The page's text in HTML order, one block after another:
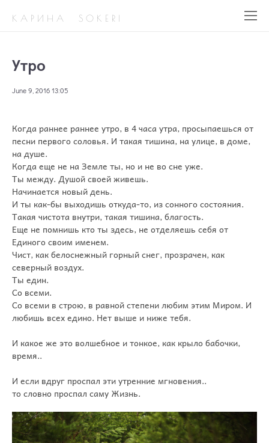
К А Р И Н А S O K E R I
Утро
June 9, 2016 13:05
Когда раннее раннее утро, в 4 часа утра, просыпаешься от
песни первого соловья. И такая тишина, на улице, в доме,
на душе.
Когда еще не на Земле ты, но и не во сне уже.
Ты между. Душой своей живешь.
Начинается новый день.
И ты как-бы выходишь откуда-то, из сонного состояния.
Такая чистота внутри, такая тишина, благость.
Еще не помнишь кто ты здесь, не отделяешь себя от
Единого своим именем.
Чист, как белоснежный горный снег, прозрачен, как
северный воздух.
Ты един.
Со всеми.
Со всеми в строю, в равной степени любим этим Миром. И
любишь всех едино. Нет выше и ниже тебя.
И какое же это волшебное и тонкое, как крыло бабочки,
время..
И если вдруг проспал эти утренние мгновения..
то словно проспал саму Жизнь.